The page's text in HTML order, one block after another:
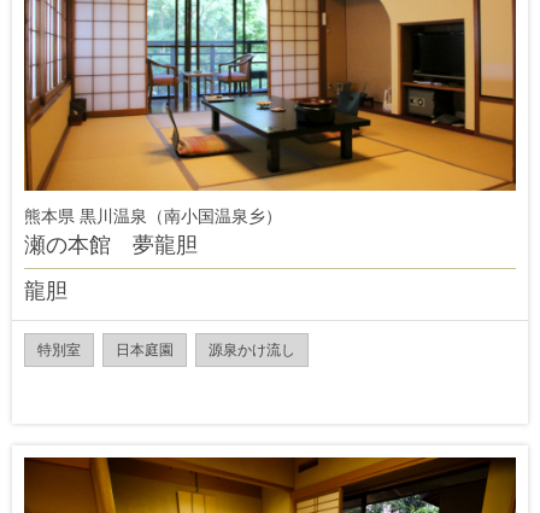
熊本県 黒川温泉（南小国温泉乡）
瀬の本館 夢龍胆
龍胆
特別室 日本庭園 源泉かけ流し